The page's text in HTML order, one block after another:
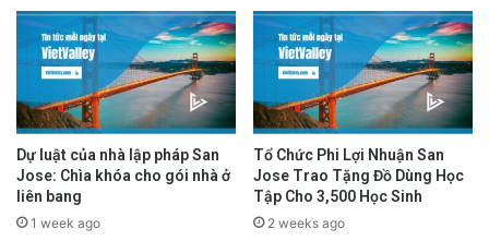
Dự luật của nhà lập pháp San
Jose: Chìa khóa cho gói nhà ở
liên bang
1 week ago
Tổ Chức Phi Lợi Nhuận San
Jose Trao Tặng Đồ Dùng Học
Tập Cho 3,500 Học Sinh
2 weeks ago